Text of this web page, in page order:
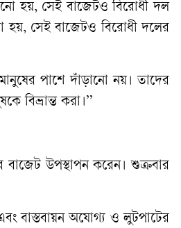
হয়, সেই বাজেটও বিরোধী দল
হয়, সেই বাজেটও বিরোধী দলের
পাশে দাঁড়ানো নয়। তাদের
বিভ্রান্ত করা।’’
উপস্থাপন করেন। শুক্রবার
বাস্তবায়ন অযোগ্য ও লুটপাটের